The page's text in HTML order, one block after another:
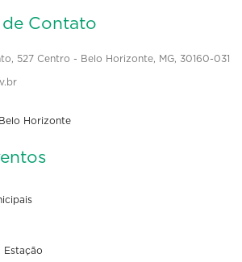
de Contato
527 Centro - Belo Horizonte, MG, 30160-031
Horizonte
Estação